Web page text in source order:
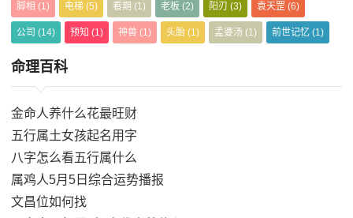
脚相 (1) 电梯 (5) 看期 (1) 老板 (2) 阳刃 (3) 袁天罡 (6)
公司 (14) 预知 (1) 神兽 (1) 头胎 (1) 孟婆汤 (1) 前世记忆 (1)
命理百科
金命人养什么花最旺财
五行属土女孩起名用字
八字怎么看五行属什么
属鸡人5月5日综合运势播报
文昌位如何找